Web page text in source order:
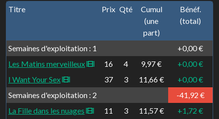
Titre Prix Qté
Cumul
(une
part)
Bénéf.
(total)
Semaines d'exploitation : 1
+0,00 €
Les Matins merveilleux
16 4 9,97 €
+0,00 €
I Want Your Sex
37 3 11,66 €
+0,00 €
Semaines d'exploitation : 2
-41,92 €
La Fille dans les nuages
11 3 11,57 €
+1,72 €